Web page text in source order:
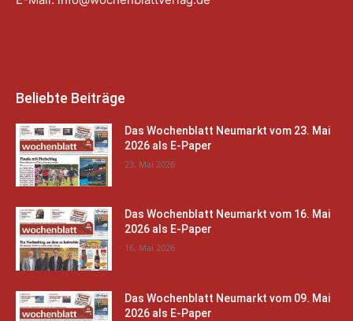
Beliebte Beiträge
Das Wochenblatt Neumarkt vom 23. Mai
2026 als E-Paper
23. Mai 2026
Das Wochenblatt Neumarkt vom 16. Mai
2026 als E-Paper
16. Mai 2026
Das Wochenblatt Neumarkt vom 09. Mai
2026 als E-Paper